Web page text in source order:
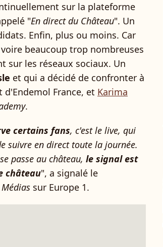
sur la plateforme
"En direct du Château". Un
Enfin, plus ou moins. Car
beaucoup trop nombreuses
sur les réseaux sociaux. Un
et qui a décidé de confronter à
d'Endemol France, et Karima
.
certains fans, c'est le live, qui
suivre en direct toute la journée.
passe au château, le signal est
château", a signalé le
sur Europe 1.